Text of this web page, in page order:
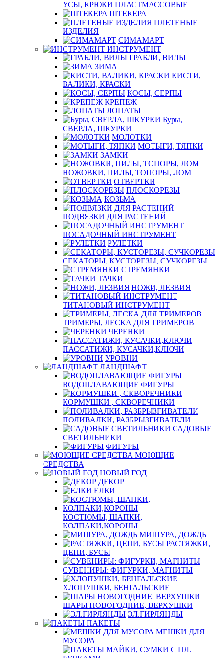
УСЫ, КРЮКИ ПЛАСТМАССОВЫЕ
ШТЕКЕРА
ПЛЕТЕНЫЕ
ИЗДЕЛИЯ
СИМАМАРТ
ИНСТРУМЕНТ
ГРАБЛИ, ВИЛЫ
ЗИМА
КИСТИ,
ВАЛИКИ, КРАСКИ
КОСЫ, СЕРПЫ
КРЕПЕЖ
ЛОПАТЫ
Буры,
СВЕРЛА, ШКУРКИ
МОЛОТКИ
МОТЫГИ, ТЯПКИ
ЗАМКИ
НОЖОВКИ, ПИЛЫ, ТОПОРЫ, ЛОМ
ОТВЕРТКИ
ПЛОСКОРЕЗЫ
КОЗЬМА
ПОДВЯЗКИ ДЛЯ РАСТЕНИЙ
ПОСАДОЧНЫЙ ИНСТРУМЕНТ
РУЛЕТКИ
СЕКАТОРЫ, КУСТОРЕЗЫ, СУЧКОРЕЗЫ
СТРЕМЯНКИ
ТАЧКИ
НОЖИ, ЛЕЗВИЯ
ТИТАНОВЫЙ ИНСТРУМЕНТ
ТРИМЕРЫ, ЛЕСКА ДЛЯ ТРИМЕРОВ
ЧЕРЕНКИ
ПАССАТИЖИ, КУСАЧКИ,КЛЮЧИ
УРОВНИ
ЛАНДШАФТ
ВОДОПЛАВАЮЩИЕ ФИГУРЫ
КОРМУШКИ , СКВОРЕЧНИКИ
ПОЛИВАЛКИ, РАЗБРЫЗГИВАТЕЛИ
САДОВЫЕ
СВЕТИЛЬНИКИ
ФИГУРЫ
МОЮЩИЕ
СРЕДСТВА
НОВЫЙ ГОД
ДЕКОР
ЕЛКИ
КОСТЮМЫ, ШАПКИ,
КОЛПАКИ,КОРОНЫ
МИШУРА, ДОЖДЬ
РАСТЯЖКИ,
ЦЕПИ, БУСЫ
СУВЕНИРЫ: ФИГУРКИ, МАГНИТЫ
ХЛОПУШКИ, БЕНГАЛЬСКИЕ
ШАРЫ НОВОГОДНИЕ, ВЕРХУШКИ
ЭЛ.ГИРЛЯНДЫ
ПАКЕТЫ
МЕШКИ ДЛЯ
МУСОРА